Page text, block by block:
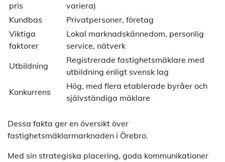
pris
variera)
Kundbas
Privatpersoner, företag
Viktiga
faktorer
Lokal marknadskännedom, personlig
service, nätverk
Utbildning
Registrerade fastighetsmäklare med
utbildning enligt svensk lag
Konkurrens
Hög, med flera etablerade byråer och
självständiga mäklare
Dessa fakta ger en översikt över
fastighetsmäklarmarknaden i Örebro.
Med sin strategiska placering, goda kommunikationer